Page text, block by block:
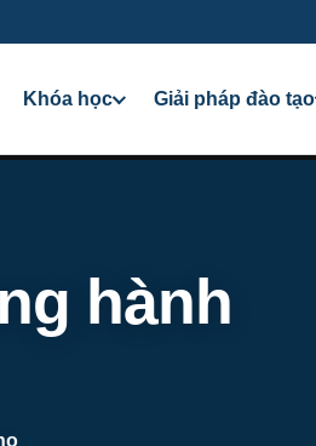
Khóa học Giải pháp đào tạo
hành